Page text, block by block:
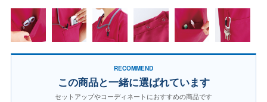
RECOMMEND
この商品と一緒に選ばれています
セットアップやコーディネートにおすすめの商品です